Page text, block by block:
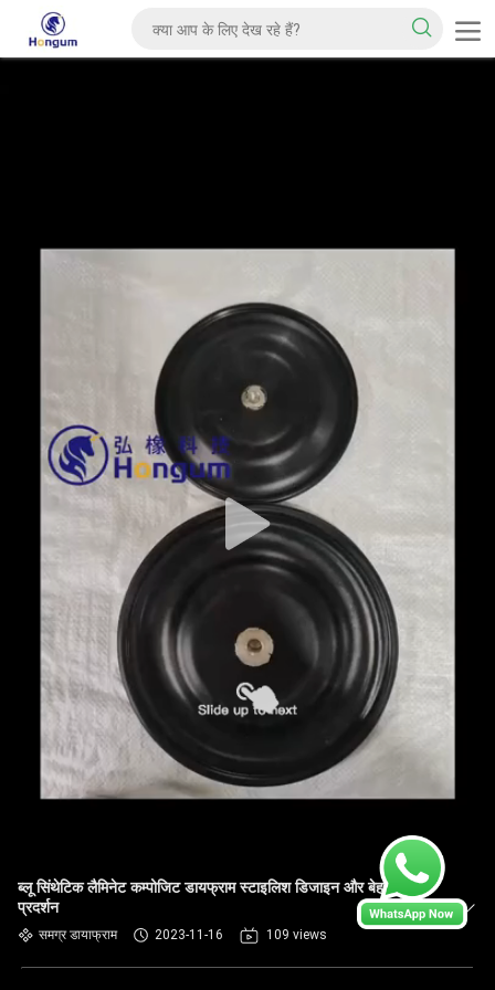
ब्लू सिंथेटिक लैमिनेट कम्पोजिट डायफ्राम स्टाइलिश डिजाइन और बेहतर
प्रदर्शन
समग्र डायाफ्राम 2023-11-16 109 views